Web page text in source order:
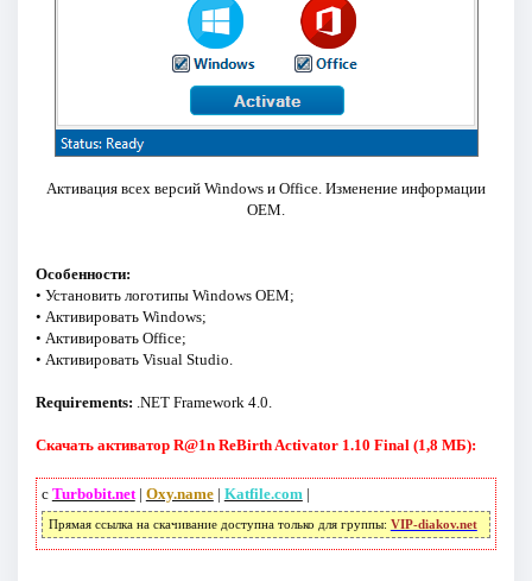
Активация всех версий Windows и Office. Изменение информации
OEM.
Особенности:
• Установить логотипы Windows OEM;
• Активировать Windows;
• Активировать Office;
• Активировать Visual Studio.
Requirements: .NET Framework 4.0.
Скачать активатор R@1n ReBirth Activator 1.10 Final (1,8 МБ):
с Turbobit.net| Oxy.name| Katfile.com |
Прямая ссылка на скачивание доступна только для группы: VIP-diakov.net